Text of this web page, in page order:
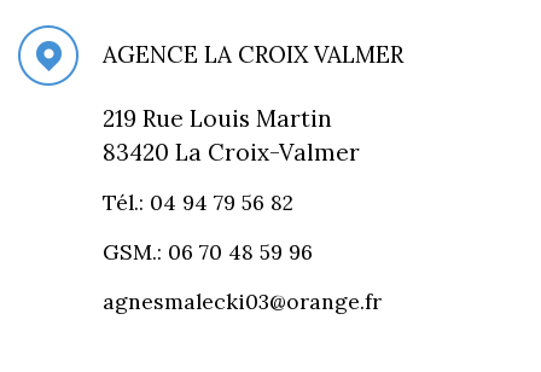
AGENCE LA CROIX VALMER
219 Rue Louis Martin
83420 La Croix-Valmer
Tél.: 04 94 79 56 82
GSM.: 06 70 48 59 96
agnesmalecki03@orange.fr